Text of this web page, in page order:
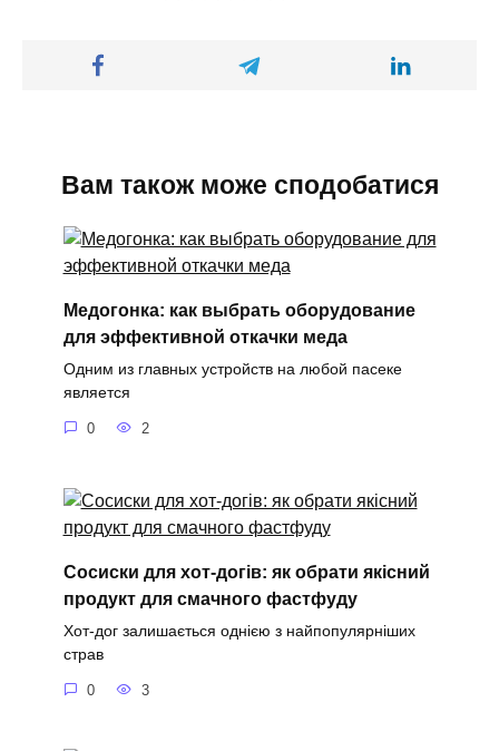
Вам також може сподобатися
Медогонка: как выбрать оборудование
для эффективной откачки меда
Одним из главных устройств на любой пасеке
является
0 2
Сосиски для хот-догів: як обрати якісний
продукт для смачного фастфуду
Хот-дог залишається однією з найпопулярніших
страв
0 3